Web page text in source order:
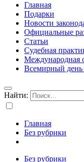
Главная
Подарки
Новости
Официальные
Статьи
Судебная
Международная
Всемирный день
Найти:
Главная
Без рубрики
Без рубрики